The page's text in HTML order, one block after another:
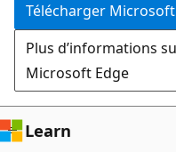
Télécharger
Plus d’informations
Microsoft Edge
Learn